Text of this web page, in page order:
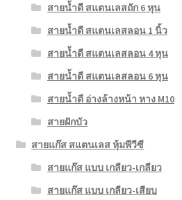
สายน้ำดี สแตนเลสถัก 6 หุน
สายน้ำดี สแตนเลสลอน 1 นิ้ว
สายน้ำดี สแตนเลสลอน 4 หุน
สายน้ำดี สแตนเลสลอน 6 หุน
สายน้ำดี อ่างล้างหน้า หาง M10
สายฝักบัว
สายแก๊ส สแตนเลส หุ้มพีวีซี
สายแก๊ส แบบ เกลียว-เกลียว
สายแก๊ส แบบ เกลียว-เสียบ